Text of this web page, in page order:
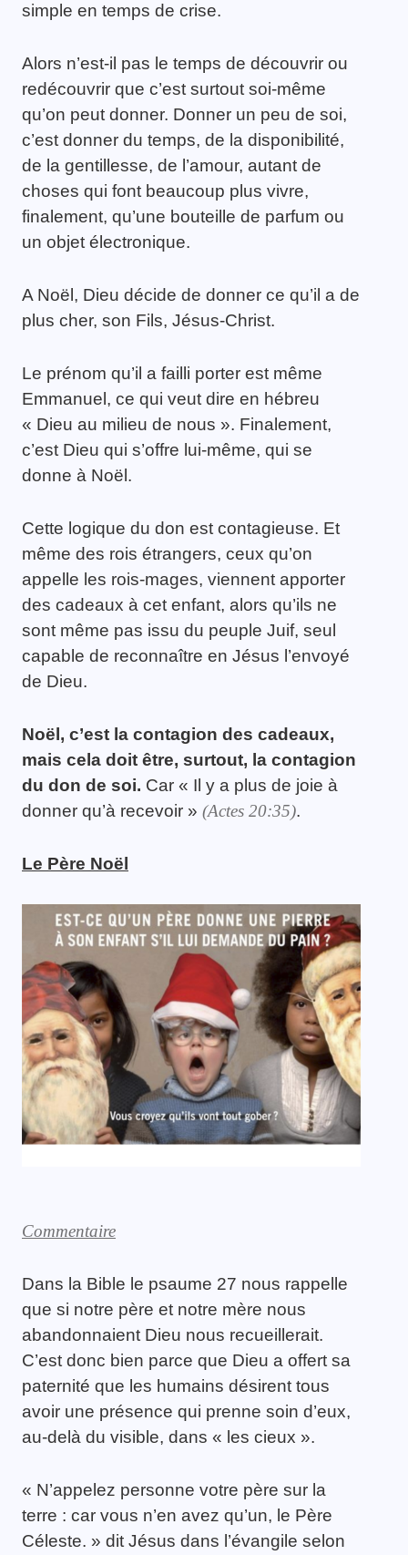
simple en temps de crise.
Alors n’est-il pas le temps de découvrir ou
redécouvrir que c’est surtout soi-même
qu’on peut donner. Donner un peu de soi,
c’est donner du temps, de la disponibilité,
de la gentillesse, de l’amour, autant de
choses qui font beaucoup plus vivre,
finalement, qu’une bouteille de parfum ou
un objet électronique.
A Noël, Dieu décide de donner ce qu’il a de
plus cher, son Fils, Jésus-Christ.
Le prénom qu’il a failli porter est même
Emmanuel, ce qui veut dire en hébreu
« Dieu au milieu de nous ». Finalement,
c’est Dieu qui s’offre lui-même, qui se
donne à Noël.
Cette logique du don est contagieuse. Et
même des rois étrangers, ceux qu’on
appelle les rois-mages, viennent apporter
des cadeaux à cet enfant, alors qu’ils ne
sont même pas issu du peuple Juif, seul
capable de reconnaître en Jésus l’envoyé
de Dieu.
Noël, c’est la contagion des cadeaux,
mais cela doit être, surtout, la contagion
du don de soi. Car « Il y a plus de joie à
donner qu’à recevoir » (Actes 20:35).
Le Père Noël
Commentaire
Dans la Bible le psaume 27 nous rappelle
que si notre père et notre mère nous
abandonnaient Dieu nous recueillerait.
C’est donc bien parce que Dieu a offert sa
paternité que les humains désirent tous
avoir une présence qui prenne soin d’eux,
au-delà du visible, dans « les cieux ».
« N’appelez personne votre père sur la
terre : car vous n’en avez qu’un, le Père
Céleste. » dit Jésus dans l’évangile selon